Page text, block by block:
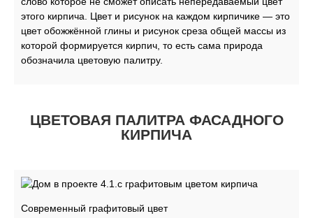
этого кирпича. Цвет и рисунок на каждом кирпичике — это
цвет обожжённой глины и рисунок среза общей массы из
которой формируется кирпич, то есть сама природа
обозначила цветовую палитру.
ЦВЕТОВАЯ ПАЛИТРА ФАСАДНОГО
КИРПИЧА
Современный графитовый цвет